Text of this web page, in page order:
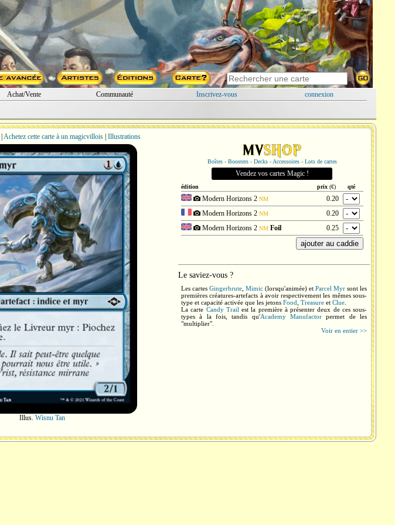
Achat/Vente Communauté Inscrivez-vous
connexion
Achetez cette carte à un magicvillois| Illustrations
Illus. Wisnu Tan
Boîtes - Boosters - Decks - Accessoires - Lots de cartes
Vendez vos cartes Magic !
édition prix(€) qté
Modern Horizons 2 NM
0.20
Modern Horizons 2 NM
0.20
Modern Horizons 2 NM Foil 0.25
Le saviez-vous ?
Les cartes Gingerbrute Mimic (lorsqu'animée) et Parcel Myr sont les
premières créatures-artefacts à avoir respectivement les mêmes sous-
type et capacité activée que les jetons Food Treasure et Clue
La carte Candy Trail est la première à présenter deux de ces sous-
types à la fois, tandis qu'Academy Manufactor permet de les
"multiplier".
Voir en entier >>